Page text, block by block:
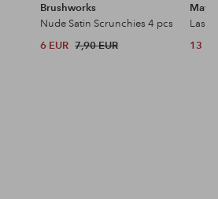
Brushworks
Nude Satin Scrunchies 4 pcs
6 EUR 7,90 EUR 13